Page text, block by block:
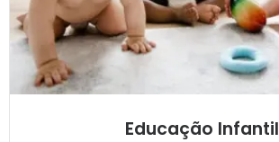
Educação Infantil